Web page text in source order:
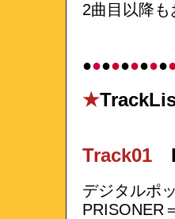
2曲目以降
●●●●●●●●●
★
Track01
デジタルポ
PRISONER